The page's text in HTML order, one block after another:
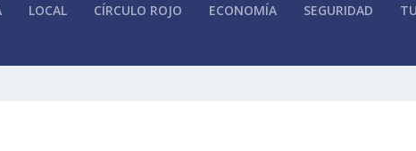
LOCAL CÍRCULO ROJO ECONOMÍA SEGURIDAD